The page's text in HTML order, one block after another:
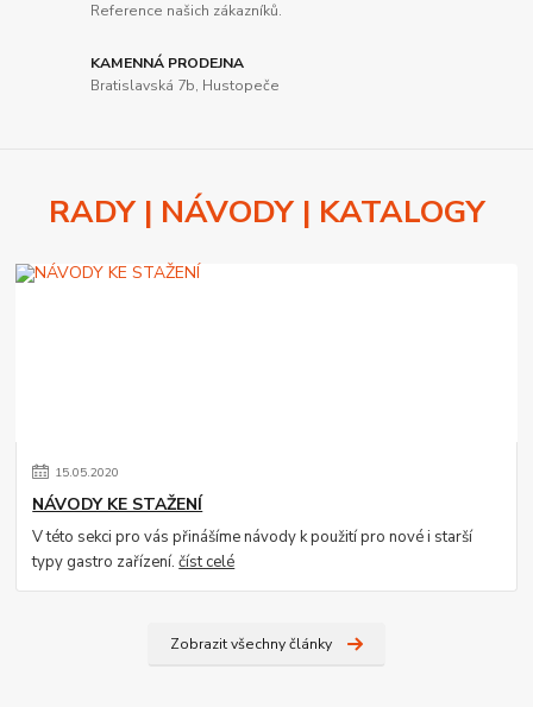
Reference našich zákazníků.
KAMENNÁ PRODEJNA
Bratislavská 7b, Hustopeče
RADY | NÁVODY | KATALOGY
15.05.2020
NÁVODY KE STAŽENÍ
V této sekci pro vás přinášíme návody k použití pro nové i starší
typy gastro zařízení.číst celé
Zobrazit všechny články